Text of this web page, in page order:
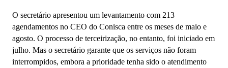
O secretário apresentou um levantamento com 213
agendamentos no CEO do Conisca entre os meses de maio e
agosto. O processo de terceirização, no entanto, foi iniciado em
julho. Mas o secretário garante que os serviços não foram
interrompidos, embora a prioridade tenha sido o atendimento